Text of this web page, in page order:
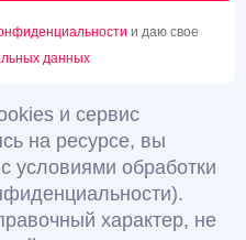
и даю свое
данных
и сервис
на ресурсе, вы
условиями обработки
характер, не